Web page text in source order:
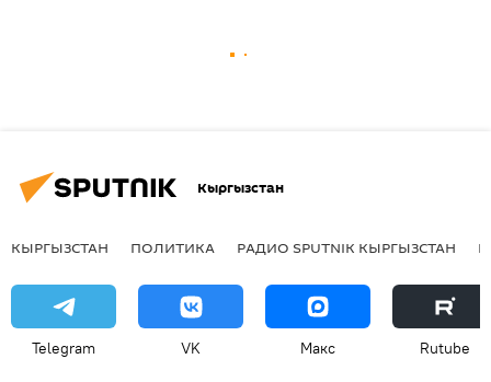
Кыргызстан
КЫРГЫЗСТАН ПОЛИТИКА РАДИО SPUTNIK КЫРГЫЗСТАН
Telegram VK Макс Rutube